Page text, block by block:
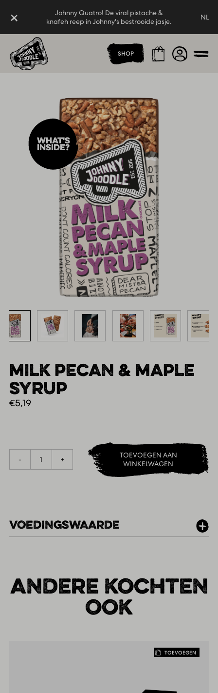
Sluiten
Johnny Quatro! De viral pistache &
knafeh reep in Johnny's bestrooide jasje.
Johnny Quatro! De viral pistache &
knafeh reep in Johnny's bestrooide jasje.
NL
Thuispagina
SHOP Winkelmand
Account
What's
inside?
MILK PECAN & MAPLE
SYRUP
€5,19
- 1 +
TOEVOEGEN AAN
WINKELWAGEN
VOEDINGSWAARDE
ANDERE KOCHTEN
OOK
TOEVOEGEN